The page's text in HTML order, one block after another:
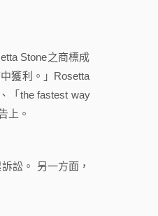
Stone之商標成
獲利。」Rosetta
「the fastest way
上。
訟。 另一方面，